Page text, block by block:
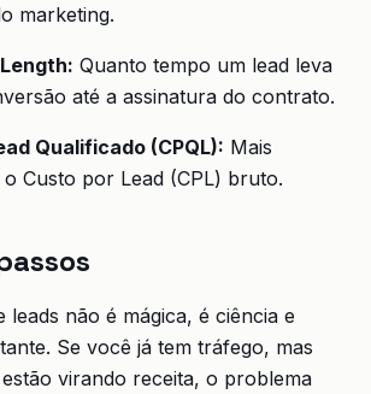
marketing.
Quanto tempo um lead leva
até a assinatura do contrato.
Qualificado (CPQL): Mais
Custo por Lead (CPL) bruto.
leads não é mágica, é ciência e
Se você já tem tráfego, mas
virando receita, o problema